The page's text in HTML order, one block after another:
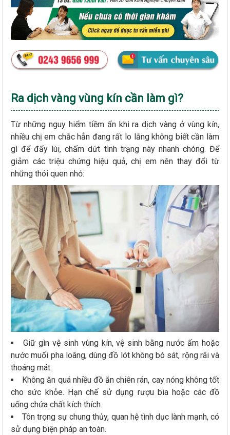
Ra dịch vàng vùng kín cần làm gì?
Từ những nguy hiểm tiềm ẩn khi ra dịch vàng ở vùng kín,
nhiều chị em chắc hẳn đang rất lo lắng không biết cần làm
gì để đẩy lùi, chấm dứt tình trạng này nhanh chóng. Để
giảm các triệu chứng hiệu quả, chị em nên thay đổi từ
những thói quen nhỏ:
Giữ gìn vệ sinh vùng kín, vệ sinh bằng nước ấm hoặc
nước muối pha loãng, dùng đồ lót không bó sát, rộng rãi và
thoáng mát.
Không ăn quá nhiều đồ ăn chiên rán, cay nóng không tốt
cho sức khỏe. Hạn chế sử dụng rượu bia hoặc các đồ
uống chứa chất kích thích.
Tôn trọng sự chung thủy, quan hệ tình dục lành mạnh, có
sử dụng biện pháp an toàn.